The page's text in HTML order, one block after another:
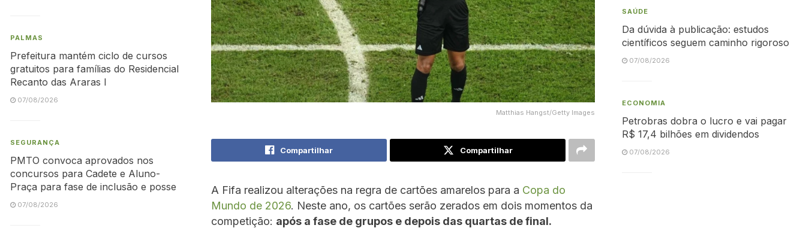
Matthias Hangst/Getty Images
Compartilhar Compartilhar
A Fifa realizou alterações na regra de cartões amarelos para a Copa do
Mundo de 2026. Neste ano, os cartões serão zerados em dois momentos da
competição: após a fase de grupos e depois das quartas de final.
PALMAS
Prefeitura mantém ciclo de cursos
gratuitos para famílias do Residencial
Recanto das Araras I
07/08/2026
SEGURANÇA
PMTO convoca aprovados nos
concursos para Cadete e Aluno-
Praça para fase de inclusão e posse
07/08/2026
SAÚDE
Da dúvida à publicação: estudos
científicos seguem caminho rigoroso
07/08/2026
ECONOMIA
Petrobras dobra o lucro e vai pagar
R$ 17,4 bilhões em dividendos
07/08/2026